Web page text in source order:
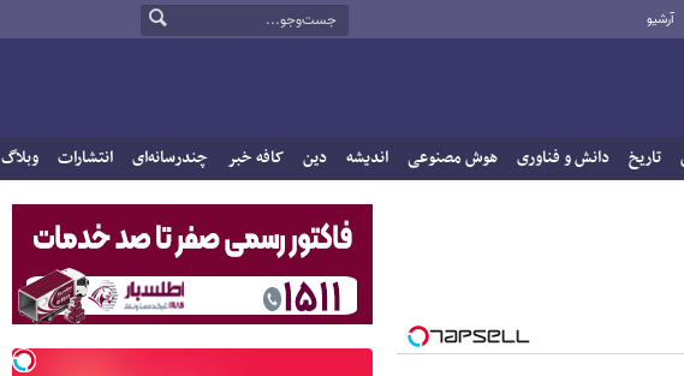
آرشیو
تاریخ دانش و فناوری هوش مصنوعی اندیشه دین کافه خبر چندرسانه‌ای انتشارات وبلاگ